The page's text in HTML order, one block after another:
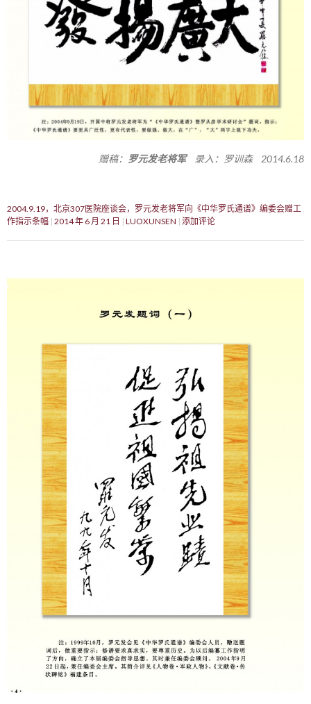
赠稿： 罗元发老将军录入：罗训森 2014.6.18
2004.9.19，北京307医院座谈会，罗元发老将军向《中华罗氏通谱》编委会赠工
作指示条幅 2014 年 6 月 21 日 LUOXUNSEN 添加评论